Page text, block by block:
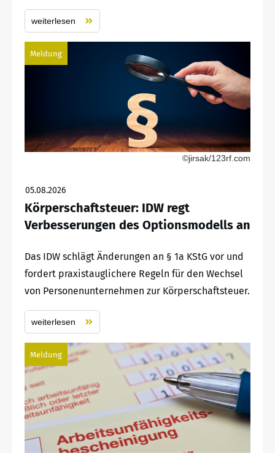
weiterlesen
Meldung
©jirsak/123rf.com
05.08.2026
Körperschaftsteuer: IDW regt
Verbesserungen des Optionsmodells an
Das IDW schlägt Änderungen an § 1a KStG vor und
fordert praxistauglichere Regeln für den Wechsel
von Personenunternehmen zur Körperschaftsteuer.
weiterlesen
Meldung